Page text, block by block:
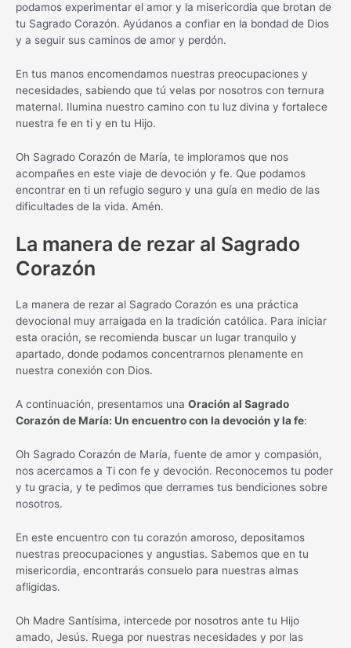
podamos experimentar el amor y la misericordia que brotan de
tu Sagrado Corazón. Ayúdanos a confiar en la bondad de Dios
y a seguir sus caminos de amor y perdón.
En tus manos encomendamos nuestras preocupaciones y
necesidades, sabiendo que tú velas por nosotros con ternura
maternal. Ilumina nuestro camino con tu luz divina y fortalece
nuestra fe en ti y en tu Hijo.
Oh Sagrado Corazón de María, te imploramos que nos
acompañes en este viaje de devoción y fe. Que podamos
encontrar en ti un refugio seguro y una guía en medio de las
dificultades de la vida. Amén.
La manera de rezar al Sagrado
Corazón
La manera de rezar al Sagrado Corazón es una práctica
devocional muy arraigada en la tradición católica. Para iniciar
esta oración, se recomienda buscar un lugar tranquilo y
apartado, donde podamos concentrarnos plenamente en
nuestra conexión con Dios.
A continuación, presentamos una Oración al Sagrado
Corazón de María: Un encuentro con la devoción y la fe:
Oh Sagrado Corazón de María, fuente de amor y compasión,
nos acercamos a Ti con fe y devoción. Reconocemos tu poder
y tu gracia, y te pedimos que derrames tus bendiciones sobre
nosotros.
En este encuentro con tu corazón amoroso, depositamos
nuestras preocupaciones y angustias. Sabemos que en tu
misericordia, encontrarás consuelo para nuestras almas
afligidas.
Oh Madre Santísima, intercede por nosotros ante tu Hijo
amado, Jesús. Ruega por nuestras necesidades y por las